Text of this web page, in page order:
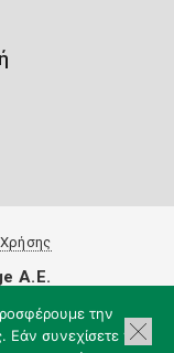
την
Εάν συνεχίσετε να
A.E.